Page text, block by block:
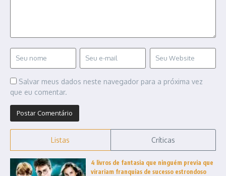
Salvar meus dados neste navegador para a próxima vez
que eu comentar.
Listas Críticas
4 livros de fantasia que ninguém previa que
virariam franquias de sucesso estrondoso